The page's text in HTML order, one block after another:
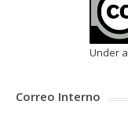
Under
Correo Interno